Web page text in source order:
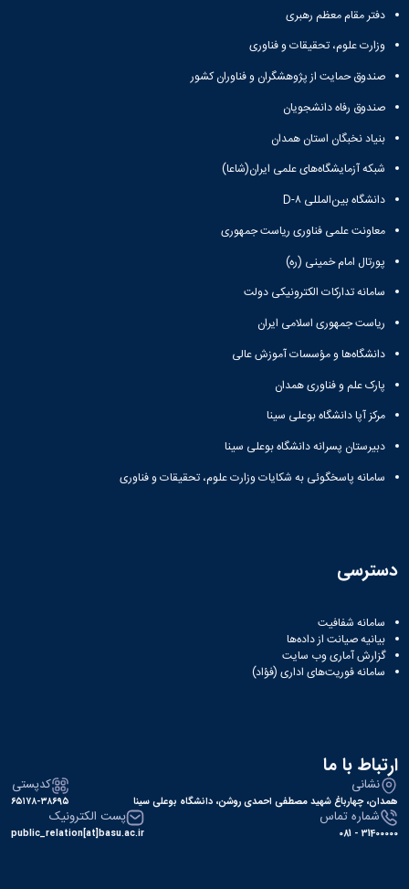
دفتر مقام معظم رهبری
وزارت علوم، تحقیقات و فناوری
صندوق حمایت از پژوهشگران و فناوران کشور
صندوق رفاه دانشجویان
بنیاد نخبگان استان همدان
شبکه آزمایشگاه‌های علمی ایران(شاعا)
دانشگاه بین‌المللی D-۸
معاونت علمی فناوری ریاست جمهوری
پورتال امام خمینی (ره)
سامانه تدارکات الکترونیکی دولت
ریاست جمهوری اسلامی ایران
دانشگاه‌ها و مؤسسات آموزش عالی
پارک علم و فناوری همدان
مرکز آپا دانشگاه بوعلی سینا
دبیرستان پسرانه دانشگاه بوعلی سینا
سامانه پاسخگوئی به شکایات وزارت علوم، تحقیقات و فناوری
دسترسی
سامانه شفافیت
بیانیه صیانت از داده‌ها
گزارش آماری وب‌ سایت
سامانه فوریت‌های اداری (فؤاد)
ارتباط با ما
نشانی
همدان، چهارباغ شهید مصطفی احمدی روشن، دانشگاه بوعلی سینا
کدپستی
۶۵۱۷۸-۳۸۶۹۵
شماره تماس
31400000 - 081
پست الکترونیک
public_relation[at]basu.ac.ir